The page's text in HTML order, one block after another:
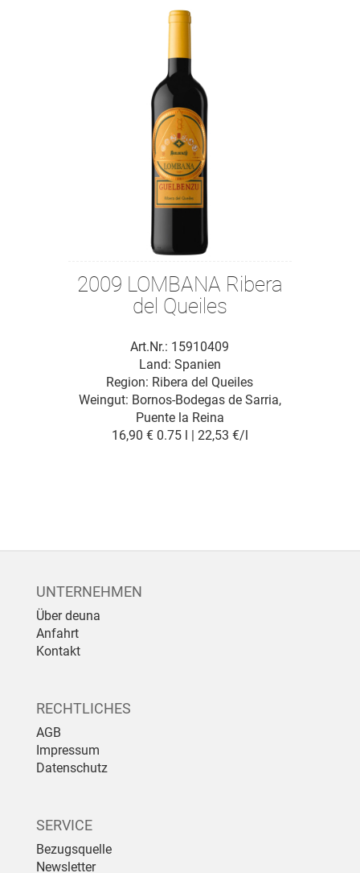
2009 LOMBANA Ribera
del Queiles
Art.Nr.: 15910409
Region: Ribera del Queiles
Land: Spanien
Weingut: Bornos-Bodegas de Sarria,
Puente la Reina
16,90 € 0.75 l | 22,53 €/l
UNTERNEHMEN
Über deuna
Anfahrt
Kontakt
RECHTLICHES
AGB
Impressum
Datenschutz
SERVICE
Bezugsquelle
Newsletter